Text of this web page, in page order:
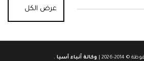
عرض الكل
2026 | وكالة أنباء آسيا .